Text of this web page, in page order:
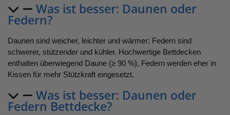
Was ist besser: Daunen oder
Federn?
Daunen sind weicher, leichter und wärmer; Federn sind
schwerer, stützender und kühler. Hochwertige Bettdecken
enthalten überwiegend Daune (≥ 90 %), Federn werden eher in
Kissen für mehr Stützkraft eingesetzt.
Was ist besser: Daunen oder
Federn Bettdecke?